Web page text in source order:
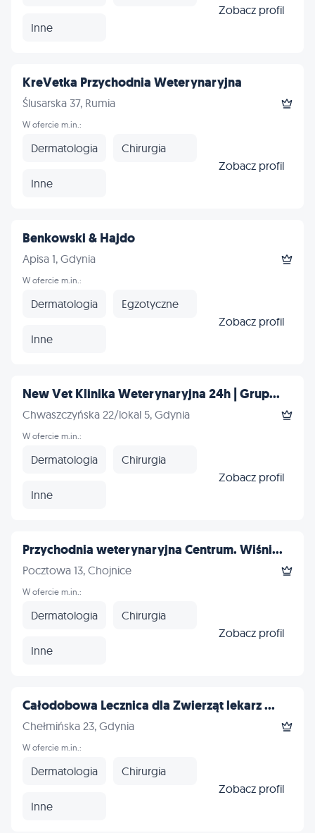
Inne
Zobacz profil
KreVetka Przychodnia Weterynaryjna
Ślusarska 37, Rumia
W ofercie m.in.:
Dermatologia Chirurgia
Inne
Zobacz profil
Benkowski & Hajdo
Apisa 1, Gdynia
W ofercie m.in.:
Dermatologia Egzotyczne
Inne
Zobacz profil
New Vet Klinika Weterynaryjna 24h | Grup...
Chwaszczyńska 22/lokal 5, Gdynia
W ofercie m.in.:
Dermatologia Chirurgia
Inne
Zobacz profil
Przychodnia weterynaryjna Centrum. Wiśni...
Pocztowa 13, Chojnice
W ofercie m.in.:
Dermatologia Chirurgia
Inne
Zobacz profil
Całodobowa Lecznica dla Zwierząt lekarz ...
Chełmińska 23, Gdynia
W ofercie m.in.:
Dermatologia Chirurgia
Inne
Zobacz profil